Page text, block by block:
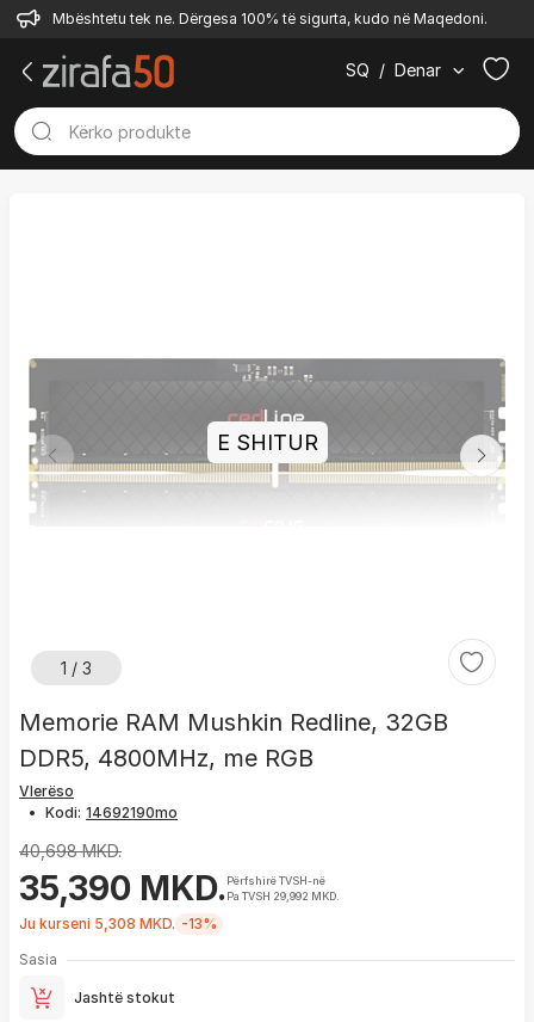
Mbështetu tek ne. Dërgesa 100% të sigurta, kudo në Maqedoni.
SQ / Denar
1 / 3
E SHITUR
Memorie RAM Mushkin Redline, 32GB
DDR5, 4800MHz, me RGB
Vlerëso
• Kodi:
40,698 MKD.
35,390 MKD.Përfshirë TVSH-në
Pa TVSH 29,992 MKD.
Ju kurseni 5,308 MKD. -13%
Sasia
Jashtë stokut